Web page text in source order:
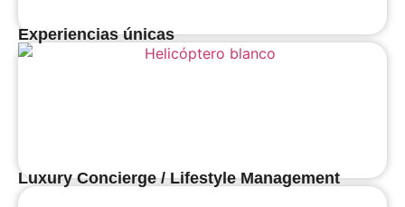
Experiencias únicas
Luxury Concierge / Lifestyle Management